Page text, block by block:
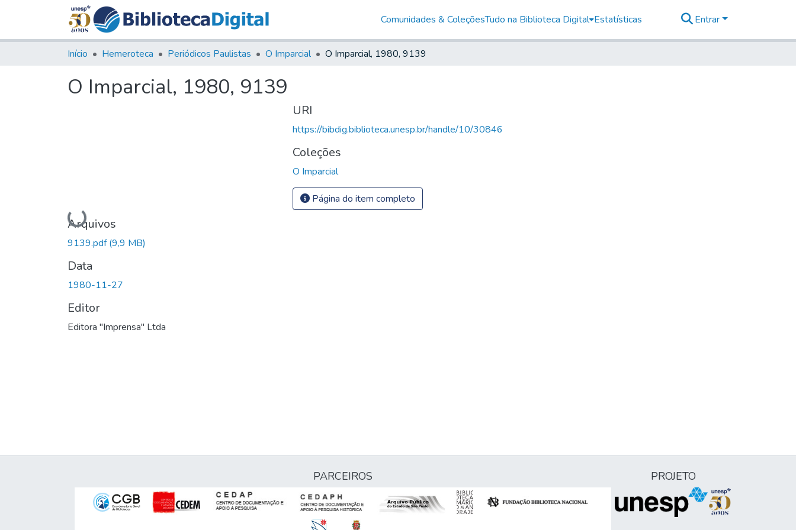
Comunidades & ColeçõesTudo na Biblioteca Digital Estatísticas Entrar
Início Hemeroteca Periódicos Paulistas O Imparcial O Imparcial, 1980, 9139
O Imparcial, 1980, 9139
Carregando...
Arquivos
9139.pdf(9,9 MB)
Data
1980-11-27
Editor
Editora "Imprensa" Ltda
URI
https://bibdig.biblioteca.unesp.br/handle/10/30846
Coleções
O Imparcial
Página do item completo
PARCEIROS PROJETO